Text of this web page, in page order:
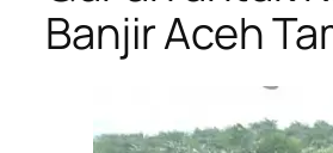
Banjir Aceh